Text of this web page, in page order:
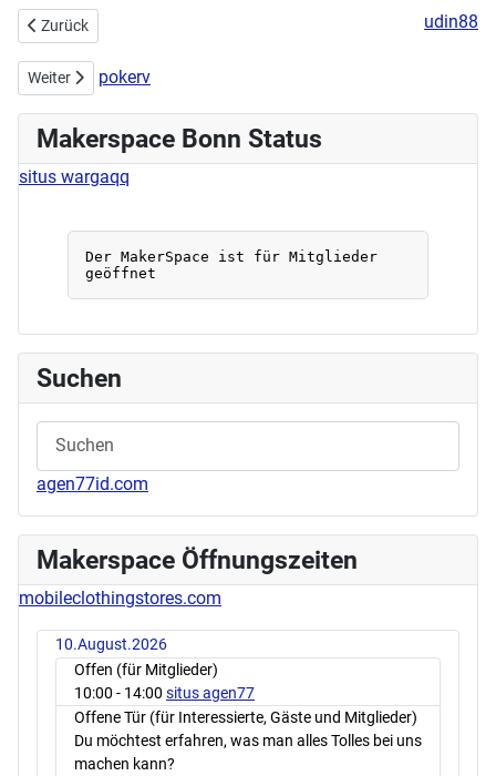
Vorheriger Beitrag: Eröffnung des neuen Repaircafes in Beuel am
Zurück udin88
Nächster Beitrag: Handarbeitstreff 16.07.2023
Weiter pokerv
Makerspace Bonn Status
situs wargaqq
Suchen
agen77id.com
Makerspace Öffnungszeiten
mobileclothingstores.com
10.August.2026
Offen (für Mitglieder)
10:00 - 14:00 situs agen77
Offene Tür (für Interessierte, Gäste und Mitglieder)
Du möchtest erfahren, was man alles Tolles bei uns
machen kann?